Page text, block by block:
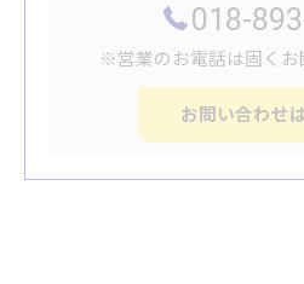
018-
※営業のお電話は固くお
お問い合わせ